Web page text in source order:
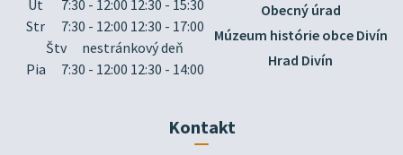
Ut
7:30 - 12:00 12:30 - 15:30
Str
7:30 - 12:00 12:30 - 17:00
Štv
nestránkový deň
Pia
7:30 - 12:00 12:30 - 14:00
Obecný úrad
Múzeum histórie obce Divín
Hrad Divín
Kontakt